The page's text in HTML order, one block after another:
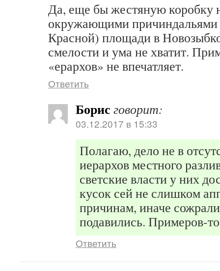
Да, еще бы жестяную коробку
окружающими
Красной) площади в
смелости и ума не хватит.
«ерархов» не впечатляет.
Ответить
Борис говорит:
03.12.2017 в 15:33
Полагаю, дело не в
иерархов местного
светские власти у них
кусок сей не слишком
причинам, иначе
подавились. Примеров-
Ответить